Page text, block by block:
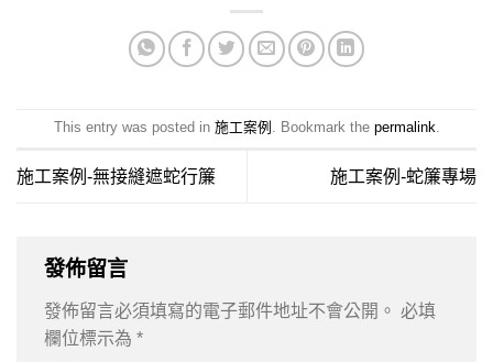
This entry was posted in 施工案例 . Bookmark the permalink
施工案例-無接縫遮蛇行簾 施工案例-蛇簾專場
發佈留言
發佈留言必須填寫的電子郵件地址不會公開。 必填
欄位標示為 *